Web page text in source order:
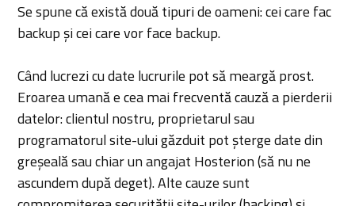
Se spune că există două tipuri de oameni: cei care fac
backup și cei care vor face backup.
Când lucrezi cu date lucrurile pot să meargă prost.
Eroarea umană e cea mai frecventă cauză a pierderii
datelor: clientul nostru, proprietarul sau
programatorul site-ului găzduit pot șterge date din
greșeală sau chiar un angajat Hosterion (să nu ne
ascundem după deget). Alte cauze sunt